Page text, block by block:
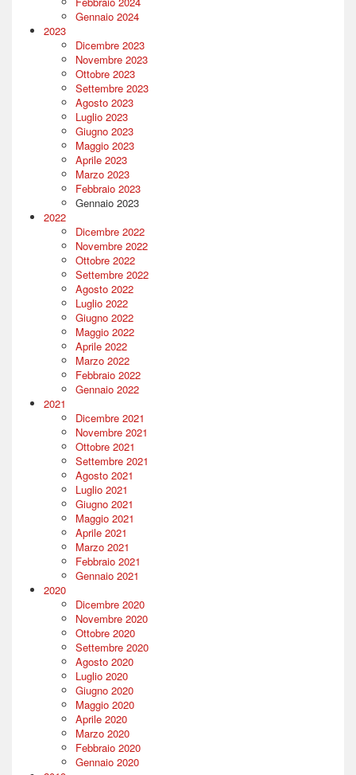
Gennaio 2024
2023
Dicembre 2023
Novembre 2023
Ottobre 2023
Settembre 2023
Agosto 2023
Luglio 2023
Giugno 2023
Maggio 2023
Aprile 2023
Marzo 2023
Febbraio 2023
Gennaio 2023
2022
Dicembre 2022
Novembre 2022
Ottobre 2022
Settembre 2022
Agosto 2022
Luglio 2022
Giugno 2022
Maggio 2022
Aprile 2022
Marzo 2022
Febbraio 2022
Gennaio 2022
2021
Dicembre 2021
Novembre 2021
Ottobre 2021
Settembre 2021
Agosto 2021
Luglio 2021
Giugno 2021
Maggio 2021
Aprile 2021
Marzo 2021
Febbraio 2021
Gennaio 2021
2020
Dicembre 2020
Novembre 2020
Ottobre 2020
Settembre 2020
Agosto 2020
Luglio 2020
Giugno 2020
Maggio 2020
Aprile 2020
Marzo 2020
Febbraio 2020
Gennaio 2020